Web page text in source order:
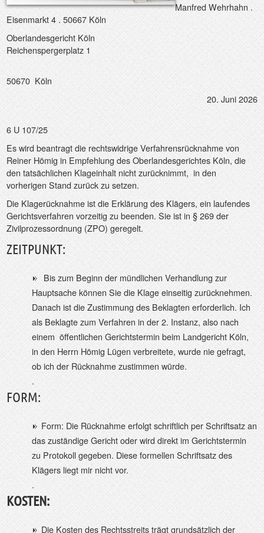
Manfred Wehrhahn .
Eisenmarkt 4 . 50667 Köln
Oberlandesgericht Köln
Reichenspergerplatz 1
50670 Köln
20. Juni 2026
6 U 107/25
Es wird beantragt die rechtswidrige Verfahrensrücknahme von
Reiner Hömig in Empfehlung des Oberlandesgerichtes Köln, die
den tatsächlichen Klageinhalt nicht zurücknimmt, in den
vorherigen Stand zurück zu setzen.
Die Klagerücknahme ist die Erklärung des Klägers, ein laufendes
Gerichtsverfahren vorzeitig zu beenden. Sie ist in § 269 der
Zivilprozessordnung (ZPO) geregelt.
ZEITPUNKT:
Bis zum Beginn der mündlichen Verhandlung zur
Hauptsache können Sie die Klage einseitig zurücknehmen.
Danach ist die Zustimmung des Beklagten erforderlich. Ich
als Beklagte zum Verfahren in der 2. Instanz, also nach
einem öffentlichen Gerichtstermin beim Landgericht Köln,
in den Herrn Hömig Lügen verbreitete, wurde nie gefragt,
ob ich der Rücknahme zustimmen würde.
.
FORM:
Form: Die Rücknahme erfolgt schriftlich per Schriftsatz an
das zuständige Gericht oder wird direkt im Gerichtstermin
zu Protokoll gegeben. Diese formellen Schriftsatz des
Klägers liegt mir nicht vor.
.
KOSTEN:
Die Kosten des Rechtsstreits trägt grundsätzlich der